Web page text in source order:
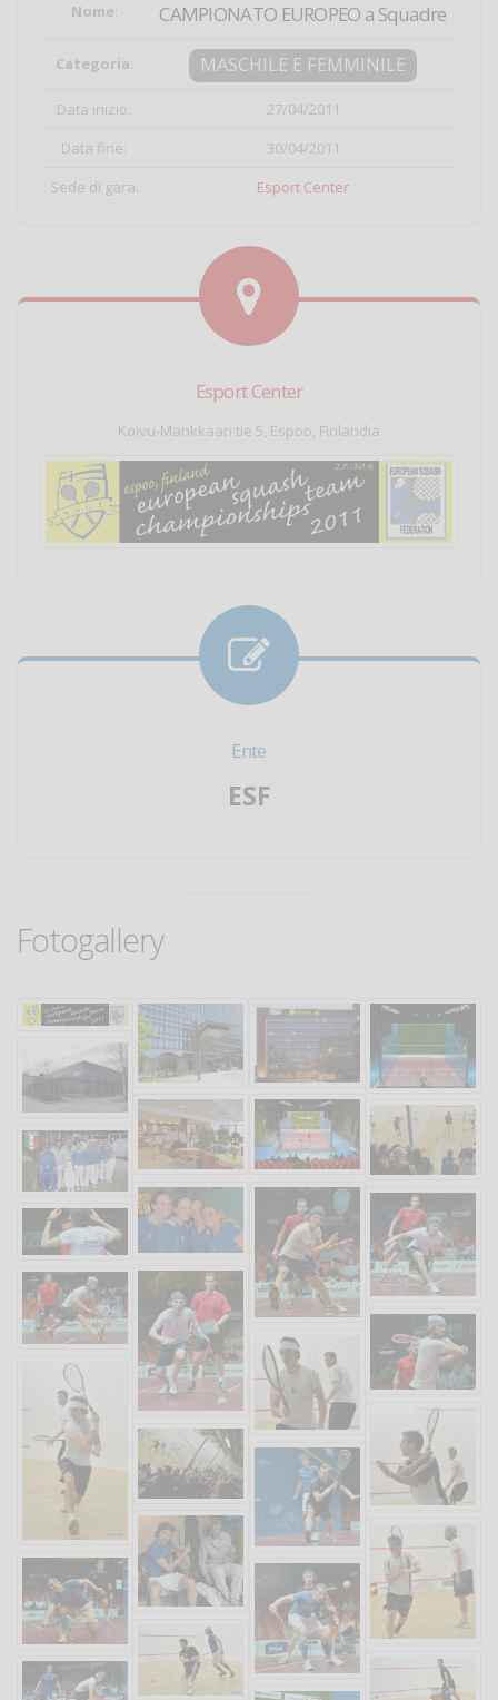
Nome: CAMPIONATO EUROPEO a Squadre
Categoria: MASCHILE E FEMMINILE
Data inizio:
27/04/2011
Data fine:
30/04/2011
Sede di gara:
Esport Center
Esport Center
Koivu-Mankkaan tie 5, Espoo, Finlandia
Ente
ESF
Fotogallery